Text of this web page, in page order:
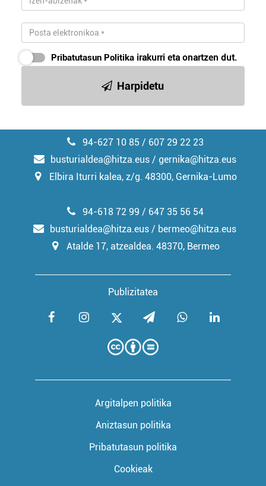
Pribatutasun Politika irakurri eta onartzen dut.
Harpidetu
94-627 10 85 / 607 29 22 23
busturialdea@hitza.eus / gernika@hitza.eus
Elbira Iturri kalea, z/g. 48300, Gernika-Lumo
Publizitatea
94-618 72 99 / 647 35 56 54
busturialdea@hitza.eus / bermeo@hitza.eus
Atalde 17, atzealdea. 48370, Bermeo
Argitalpen politika
Aniztasun politika
Pribatutasun politika
Cookieak